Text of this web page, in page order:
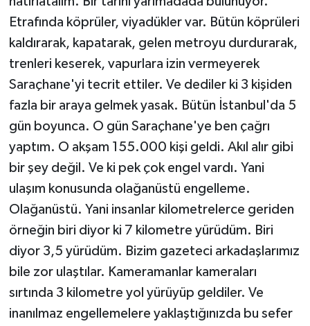
Etrafında köprüler, viyadükler var. Bütün köprüleri
kaldırarak, kapatarak, gelen metroyu durdurarak,
trenleri keserek, vapurlara izin vermeyerek
Saraçhane'yi tecrit ettiler. Ve dediler ki 3 kişiden
fazla bir araya gelmek yasak. Bütün İstanbul'da 5
gün boyunca. O gün Saraçhane'ye ben çağrı
yaptım. O akşam 155.000 kişi geldi. Akıl alır gibi
bir şey değil. Ve ki pek çok engel vardı. Yani
ulaşım konusunda olağanüstü engelleme.
Olağanüstü. Yani insanlar kilometrelerce geriden
örneğin biri diyor ki 7 kilometre yürüdüm. Biri
diyor 3,5 yürüdüm. Bizim gazeteci arkadaşlarımız
bile zor ulaştılar. Kameramanlar kameraları
sırtında 3 kilometre yol yürüyüp geldiler. Ve
inanılmaz engellemelere yaklaştığınızda bu sefer